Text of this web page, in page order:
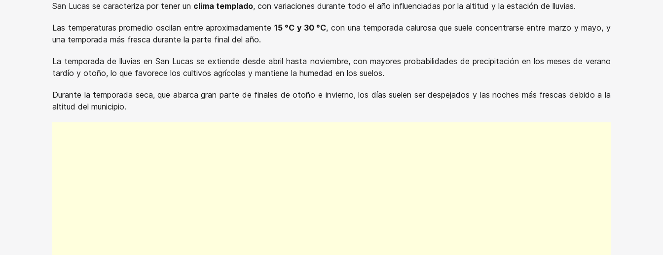
San Lucas se caracteriza por tener un clima templado, con variaciones durante todo el año influenciadas por la altitud y la estación de lluvias.
Las temperaturas promedio oscilan entre aproximadamente 15 °C y 30 °C, con una temporada calurosa que suele concentrarse entre marzo y mayo, y
una temporada más fresca durante la parte final del año.
La temporada de lluvias en San Lucas se extiende desde abril hasta noviembre, con mayores probabilidades de precipitación en los meses de verano
tardío y otoño, lo que favorece los cultivos agrícolas y mantiene la humedad en los suelos.
Durante la temporada seca, que abarca gran parte de finales de otoño e invierno, los días suelen ser despejados y las noches más frescas debido a la
altitud del municipio.